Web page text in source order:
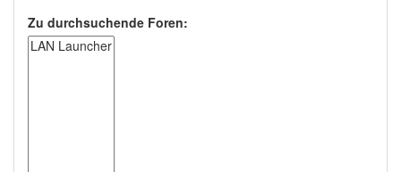
Zu durchsuchende Foren: